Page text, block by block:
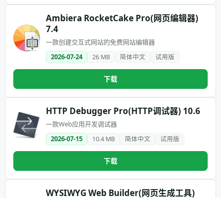
Ambiera RocketCake Pro(网页编辑器)
7.4
一款创建交互式网站的免费网站编辑器
2026-07-24
26 MB 简体中文 试用版
下载
HTTP Debugger Pro(HTTP调试器) 10.6
一款Web应用开发调试器
2026-07-15
10.4 MB 简体中文 试用版
下载
WYSIWYG Web Builder(网页生成工具)